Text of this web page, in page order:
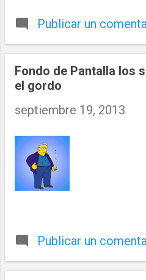
Publicar un
Fondo de Pantalla los
el gordo
septiembre 19, 2013
Publicar un